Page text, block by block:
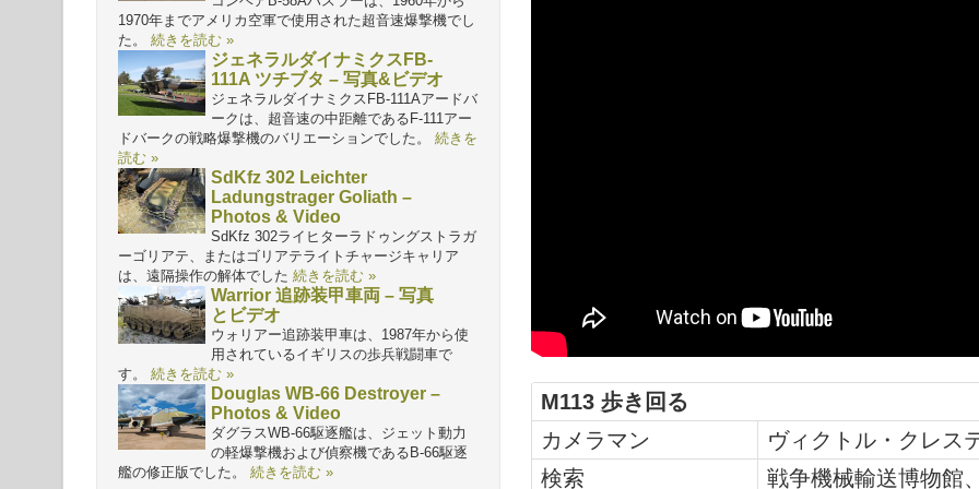
M113 歩き回る
カメラマン
ヴィクトル・クレス
検索
戦争機械輸送博物館
1970年までアメリカ空軍で使用された超音速爆撃機でし
た。 続きを読む »
ジェネラルダイナミクスFB-
111A ツチブタ – 写真&ビデオ
ジェネラルダイナミクスFB-111Aアードバ
ークは、超音速の中距離であるF-111アー
ドバークの戦略爆撃機のバリエーションでした。 続きを
読む »
SdKfz 302 Leichter
Ladungstrager Goliath –
Photos & Video
SdKfz 302ライヒターラドゥングストラガ
ーゴリアテ、またはゴリアテライトチャージキャリア
は、遠隔操作の解体でした 続きを読む »
Warrior 追跡装甲車両 – 写真
とビデオ
ウォリアー追跡装甲車は、1987年から使
用されているイギリスの歩兵戦闘車で
す。 続きを読む »
Douglas WB-66 Destroyer –
Photos & Video
ダグラスWB-66駆逐艦は、ジェット動力
の軽爆撃機および偵察機であるB-66駆逐
艦の修正版でした。 続きを読む »